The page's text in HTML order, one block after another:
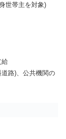
世帯主を対象)
給
路)、公共機関の